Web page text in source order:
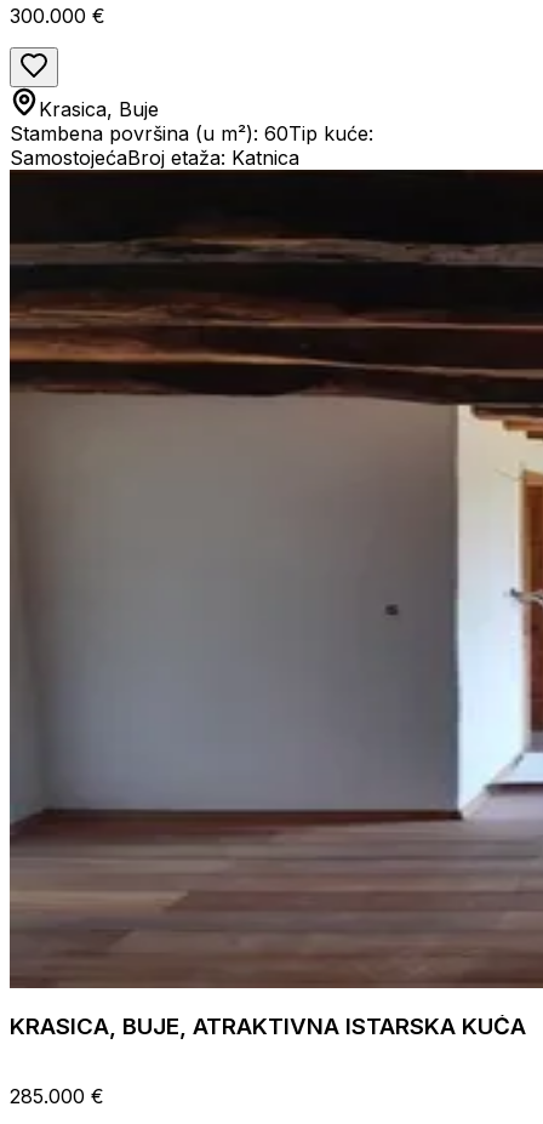
300.000 €
Krasica, Buje
Stambena površina (u m²): 60Tip kuće:
SamostojećaBroj etaža: Katnica
KRASICA, BUJE, ATRAKTIVNA ISTARSKA KUĆA
285.000 €